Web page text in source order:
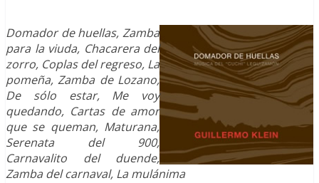
Domador de huellas, Zamba
para la viuda, Chacarera del
zorro, Coplas del regreso, La
pomeña, Zamba de Lozano,
De sólo estar, Me voy
quedando, Cartas de amor
que se queman, Maturana,
Serenata del 900,
Carnavalito del duende,
Zamba del carnaval, La mulánima